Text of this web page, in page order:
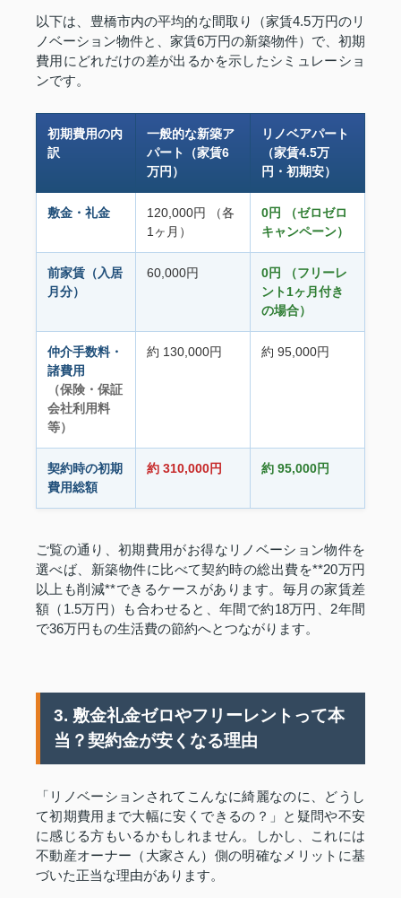
以下は、豊橋市内の平均的な間取り（家賃4.5万円のリ
ノベーション物件と、家賃6万円の新築物件）で、初期
費用にどれだけの差が出るかを示したシミュレーショ
ンです。
初期費用の内
訳
一般的な新築ア
パート（家賃6
万円）
リノベアパート
（家賃4.5万
円・初期安）
敷金・礼金
120,000円 （各
1ヶ月）
0円 （ゼロゼロ
キャンペーン）
前家賃（入居
月分）
60,000円
0円 （フリーレ
ント1ヶ月付き
の場合）
仲介手数料・
諸費用
（保険・保証
会社利用料
等）
約 130,000円 約 95,000円
契約時の初期
費用総額
約 310,000円 約 95,000円
ご覧の通り、初期費用がお得なリノベーション物件を
選べば、新築物件に比べて契約時の総出費を**20万円
以上も削減**できるケースがあります。毎月の家賃差
額（1.5万円）も合わせると、年間で約18万円、2年間
で36万円もの生活費の節約へとつながります。
3. 敷金礼金ゼロやフリーレントって本
当？契約金が安くなる理由
「リノベーションされてこんなに綺麗なのに、どうし
て初期費用まで大幅に安くできるの？」と疑問や不安
に感じる方もいるかもしれません。しかし、これには
不動産オーナー（大家さん）側の明確なメリットに基
づいた正当な理由があります。